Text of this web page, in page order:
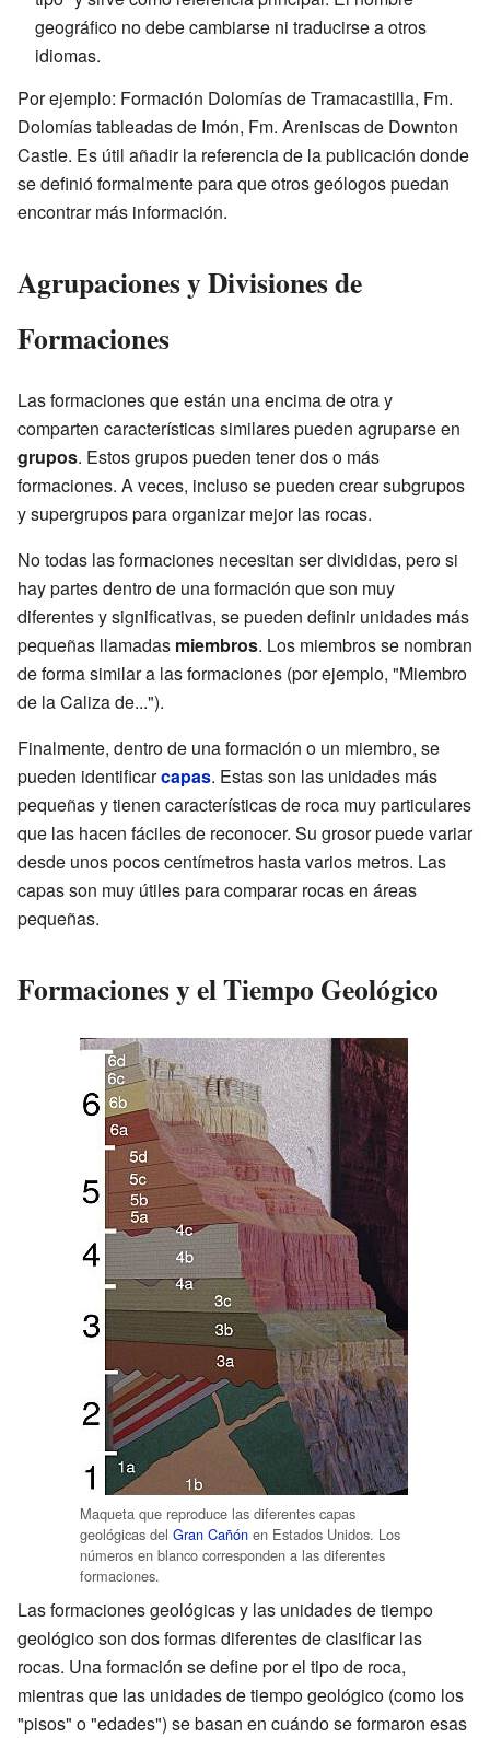
geográfico no debe cambiarse ni traducirse a otros
idiomas.
Por ejemplo: Formación Dolomías de Tramacastilla, Fm.
Dolomías tableadas de Imón, Fm. Areniscas de Downton
Castle. Es útil añadir la referencia de la publicación donde
se definió formalmente para que otros geólogos puedan
encontrar más información.
Agrupaciones y Divisiones de
Formaciones
Las formaciones que están una encima de otra y
comparten características similares pueden agruparse en
grupos. Estos grupos pueden tener dos o más
formaciones. A veces, incluso se pueden crear subgrupos
y supergrupos para organizar mejor las rocas.
No todas las formaciones necesitan ser divididas, pero si
hay partes dentro de una formación que son muy
diferentes y significativas, se pueden definir unidades más
pequeñas llamadas miembros. Los miembros se nombran
de forma similar a las formaciones (por ejemplo, "Miembro
de la Caliza de...").
Finalmente, dentro de una formación o un miembro, se
pueden identificarcapas. Estas son las unidades más
pequeñas y tienen características de roca muy particulares
que las hacen fáciles de reconocer. Su grosor puede variar
desde unos pocos centímetros hasta varios metros. Las
capas son muy útiles para comparar rocas en áreas
pequeñas.
Formaciones y el Tiempo Geológico
Maqueta que reproduce las diferentes capas
geológicas del Gran Cañón en Estados Unidos. Los
números en blanco corresponden a las diferentes
formaciones.
Las formaciones geológicas y las unidades de tiempo
geológico son dos formas diferentes de clasificar las
rocas. Una formación se define por el tipo de roca,
mientras que las unidades de tiempo geológico (como los
"pisos" o "edades") se basan en cuándo se formaron esas